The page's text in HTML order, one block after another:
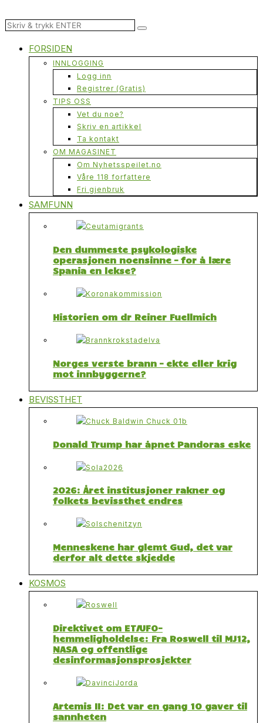
FORSIDEN
INNLOGGING
Logg inn
Registrer (Gratis)
TIPS OSS
Vet du noe?
Skriv en artikkel
Ta kontakt
OM MAGASINET
Om Nyhetsspeilet.no
Våre 118 forfattere
Fri gjenbruk
SAMFUNN
Den dummeste psykologiske
operasjonen noensinne – for å lære
Spania en lekse?
Historien om dr Reiner Fuellmich
Norges verste brann – ekte eller krig
mot innbyggerne?
BEVISSTHET
Donald Trump har åpnet Pandoras eske
2026: Året institusjoner rakner og
folkets bevissthet endres
Menneskene har glemt Gud, det var
derfor alt dette skjedde
KOSMOS
Direktivet om ET/UFO-
hemmeligholdelse: Fra Roswell til MJ12,
NASA og offentlige
desinformasjonsprosjekter
Artemis II: Det var en gang 10 gaver til
sannheten